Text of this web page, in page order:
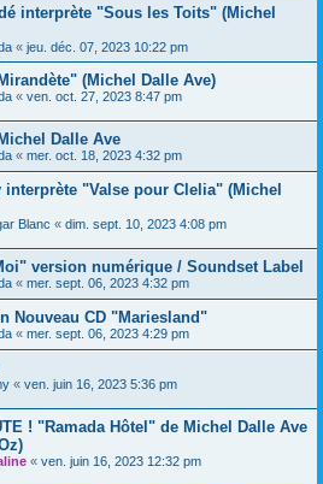
interprète "Sous les Toits" (Michel
« jeu. déc. 07, 2023 10:22 pm
(Michel Dalle Ave)
« ven. oct. 27, 2023 8:47 pm
Dalle Ave
« mer. oct. 18, 2023 4:32 pm
interprète "Valse pour Clelia" (Michel
Blanc « dim. sept. 10, 2023 4:08 pm
version numérique / Soundset Label
« mer. sept. 06, 2023 4:32 pm
Nouveau CD "Mariesland"
« mer. sept. 06, 2023 4:29 pm
« ven. juin 16, 2023 5:36 pm
! "Ramada Hôtel" de Michel Dalle Ave
« ven. juin 16, 2023 12:32 pm